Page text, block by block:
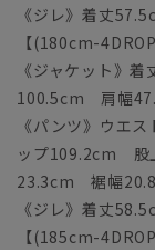
《ジレ》着丈
【(180cm-
《ジャケット》
100.5cm 肩幅
《パンツ》ウエ
ップ109.2cm
23.3cm 裾幅
《ジレ》着丈
【(185cm-